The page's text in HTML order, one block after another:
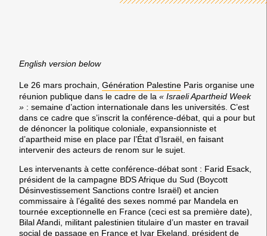
English version below
Le 26 mars prochain, Génération Palestine Paris organise une
réunion publique dans le cadre de la « Israeli Apartheid Week
» : semaine d’action internationale dans les universités. C’est
dans ce cadre que s’inscrit la conférence-débat, qui a pour but
de dénoncer la politique coloniale, expansionniste et
d’apartheid mise en place par l’État d’Israël, en faisant
intervenir des acteurs de renom sur le sujet.
Les intervenants à cette conférence-débat sont : Farid Esack,
président de la campagne BDS Afrique du Sud (Boycott
Désinvestissement Sanctions contre Israël) et ancien
commissaire à l’égalité des sexes nommé par Mandela en
tournée exceptionnelle en France (ceci est sa première date),
Bilal Afandi, militant palestinien titulaire d’un master en travail
social de passage en France et Ivar Ekeland, président de